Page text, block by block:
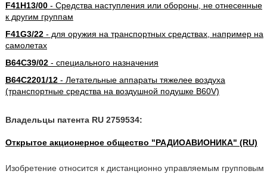
F41H13/00- Средства наступления или обороны, не отнесенные
к другим группам
F41G3/22- для оружия на транспортных средствах, например на
самолетах
B64C39/02- специального назначения
B64C2201/12- Летательные аппараты тяжелее воздуха
(транспортные средства на воздушной подушке B60V)
Владельцы патента RU 2759534:
Открытое акционерное общество "РАДИОАВИОНИКА" (RU)
Изобретение относится к дистанционно управляемым групповым